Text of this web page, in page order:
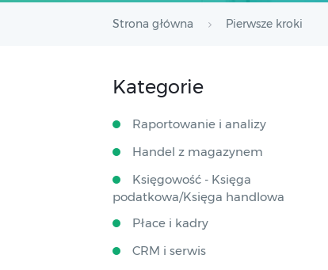
Strona główna Pierwsze kroki
Kategorie
Raportowanie i analizy
Handel z magazynem
Księgowość - Księga
podatkowa/Księga handlowa
Płace i kadry
CRM i serwis